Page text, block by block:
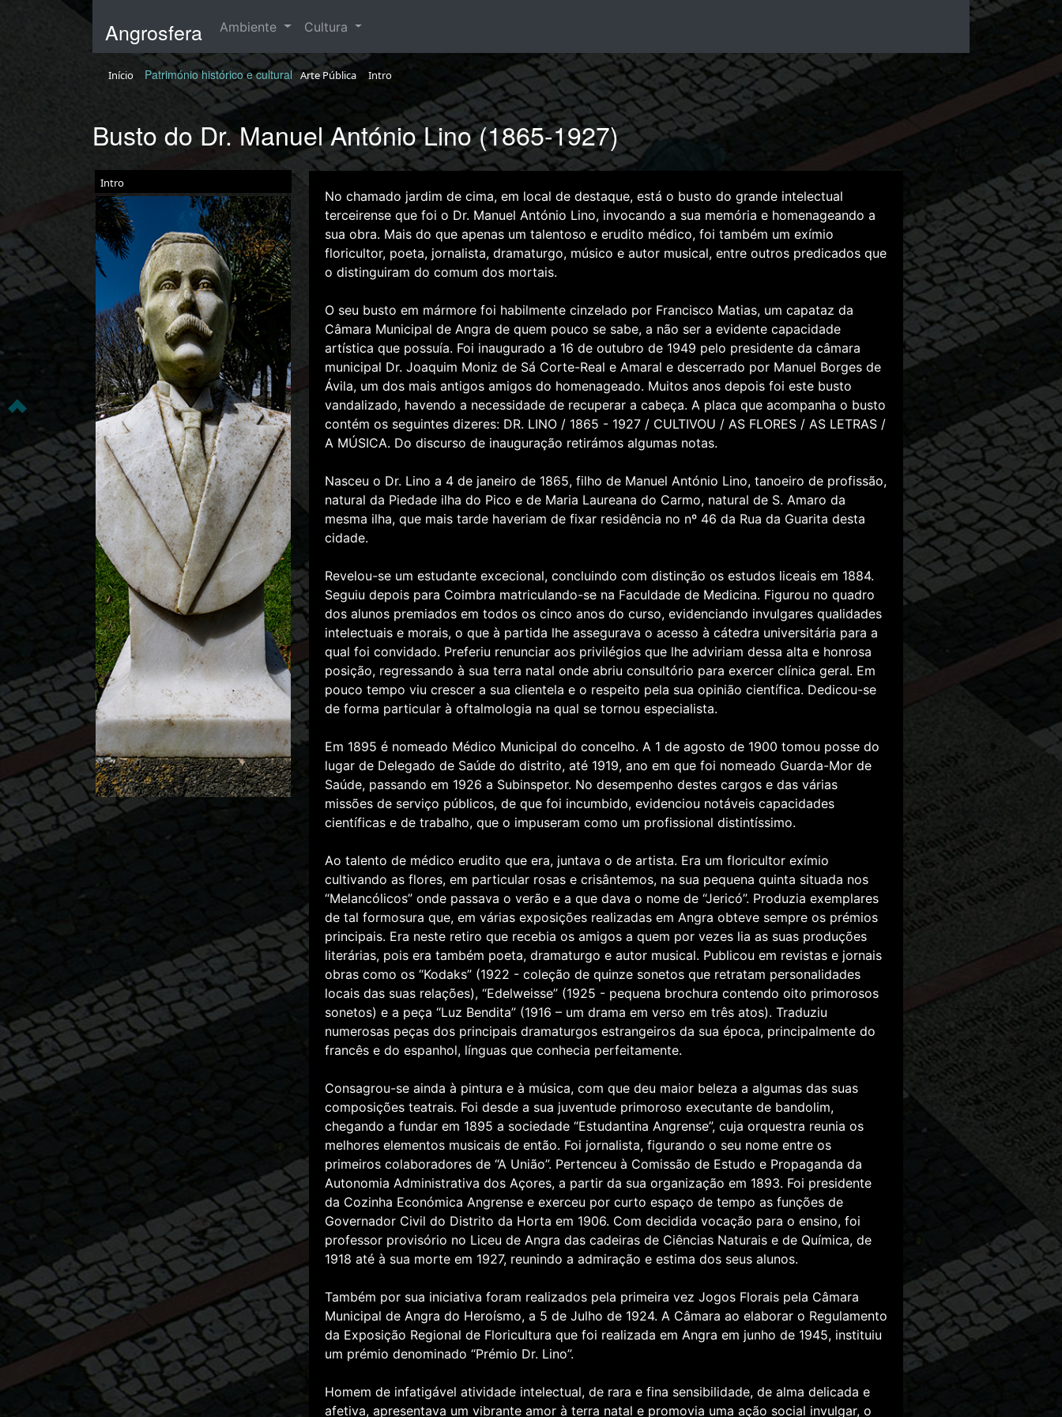
Angrosfera Ambiente Cultura
Início Património histórico e cultural Arte Pública Intro
Busto do Dr. Manuel António Lino (1865-1927)
Intro
No chamado jardim de cima, em local de destaque, está o busto do grande intelectual
terceirense que foi o Dr. Manuel António Lino, invocando a sua memória e homenageando a
sua obra. Mais do que apenas um talentoso e erudito médico, foi também um exímio
floricultor, poeta, jornalista, dramaturgo, músico e autor musical, entre outros predicados que
o distinguiram do comum dos mortais.
O seu busto em mármore foi habilmente cinzelado por Francisco Matias, um capataz da
Câmara Municipal de Angra de quem pouco se sabe, a não ser a evidente capacidade
artística que possuía. Foi inaugurado a 16 de outubro de 1949 pelo presidente da câmara
municipal Dr. Joaquim Moniz de Sá Corte-Real e Amaral e descerrado por Manuel Borges de
Ávila, um dos mais antigos amigos do homenageado. Muitos anos depois foi este busto
vandalizado, havendo a necessidade de recuperar a cabeça. A placa que acompanha o busto
contém os seguintes dizeres: DR. LINO / 1865 - 1927 / CULTIVOU / AS FLORES / AS LETRAS /
A MÚSICA. Do discurso de inauguração retirámos algumas notas.
Nasceu o Dr. Lino a 4 de janeiro de 1865, filho de Manuel António Lino, tanoeiro de profissão,
natural da Piedade ilha do Pico e de Maria Laureana do Carmo, natural de S. Amaro da
mesma ilha, que mais tarde haveriam de fixar residência no nº 46 da Rua da Guarita desta
cidade.
Revelou-se um estudante excecional, concluindo com distinção os estudos liceais em 1884.
Seguiu depois para Coimbra matriculando-se na Faculdade de Medicina. Figurou no quadro
dos alunos premiados em todos os cinco anos do curso, evidenciando invulgares qualidades
intelectuais e morais, o que à partida lhe assegurava o acesso à cátedra universitária para a
qual foi convidado. Preferiu renunciar aos privilégios que lhe adviriam dessa alta e honrosa
posição, regressando à sua terra natal onde abriu consultório para exercer clínica geral. Em
pouco tempo viu crescer a sua clientela e o respeito pela sua opinião científica. Dedicou-se
de forma particular à oftalmologia na qual se tornou especialista.
Em 1895 é nomeado Médico Municipal do concelho. A 1 de agosto de 1900 tomou posse do
lugar de Delegado de Saúde do distrito, até 1919, ano em que foi nomeado Guarda-Mor de
Saúde, passando em 1926 a Subinspetor. No desempenho destes cargos e das várias
missões de serviço públicos, de que foi incumbido, evidenciou notáveis capacidades
científicas e de trabalho, que o impuseram como um profissional distintíssimo.
Ao talento de médico erudito que era, juntava o de artista. Era um floricultor exímio
cultivando as flores, em particular rosas e crisântemos, na sua pequena quinta situada nos
“Melancólicos” onde passava o verão e a que dava o nome de “Jericó”. Produzia exemplares
de tal formosura que, em várias exposições realizadas em Angra obteve sempre os prémios
principais. Era neste retiro que recebia os amigos a quem por vezes lia as suas produções
literárias, pois era também poeta, dramaturgo e autor musical. Publicou em revistas e jornais
obras como os “Kodaks” (1922 - coleção de quinze sonetos que retratam personalidades
locais das suas relações), “Edelweisse” (1925 - pequena brochura contendo oito primorosos
sonetos) e a peça “Luz Bendita” (1916 – um drama em verso em três atos). Traduziu
numerosas peças dos principais dramaturgos estrangeiros da sua época, principalmente do
francês e do espanhol, línguas que conhecia perfeitamente.
Consagrou-se ainda à pintura e à música, com que deu maior beleza a algumas das suas
composições teatrais. Foi desde a sua juventude primoroso executante de bandolim,
chegando a fundar em 1895 a sociedade “Estudantina Angrense”, cuja orquestra reunia os
melhores elementos musicais de então. Foi jornalista, figurando o seu nome entre os
primeiros colaboradores de “A União”. Pertenceu à Comissão de Estudo e Propaganda da
Autonomia Administrativa dos Açores, a partir da sua organização em 1893. Foi presidente
da Cozinha Económica Angrense e exerceu por curto espaço de tempo as funções de
Governador Civil do Distrito da Horta em 1906. Com decidida vocação para o ensino, foi
professor provisório no Liceu de Angra das cadeiras de Ciências Naturais e de Química, de
1918 até à sua morte em 1927, reunindo a admiração e estima dos seus alunos.
Também por sua iniciativa foram realizados pela primeira vez Jogos Florais pela Câmara
Municipal de Angra do Heroísmo, a 5 de Julho de 1924. A Câmara ao elaborar o Regulamento
da Exposição Regional de Floricultura que foi realizada em Angra em junho de 1945, instituiu
um prémio denominado “Prémio Dr. Lino”.
Homem de infatigável atividade intelectual, de rara e fina sensibilidade, de alma delicada e
afetiva, apresentava um vibrante amor à terra natal e promovia uma ação social invulgar, o